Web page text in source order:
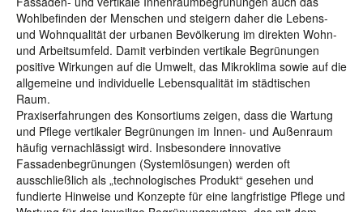
Wohlbefinden der Menschen und steigern daher die Lebens-
und Wohnqualität der urbanen Bevölkerung im direkten Wohn-
und Arbeitsumfeld. Damit verbinden vertikale Begrünungen
positive Wirkungen auf die Umwelt, das Mikroklima sowie auf die
allgemeine und individuelle Lebensqualität im städtischen
Raum.
Praxiserfahrungen des Konsortiums zeigen, dass die Wartung
und Pflege vertikaler Begrünungen im Innen- und Außenraum
häufig vernachlässigt wird. Insbesondere innovative
Fassadenbegrünungen (Systemlösungen) werden oft
ausschließlich als „technologisches Produkt“ gesehen und
fundierte Hinweise und Konzepte für eine langfristige Pflege und